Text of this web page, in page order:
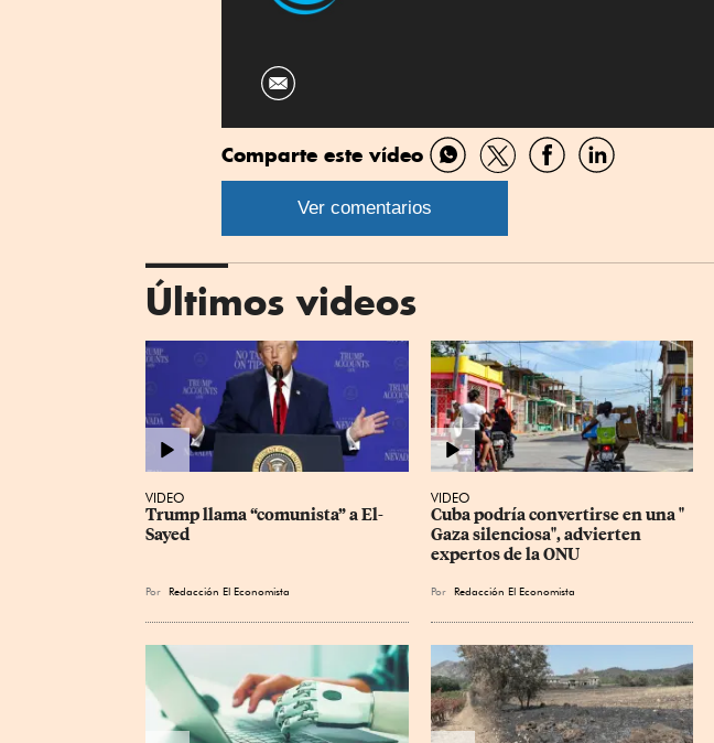
Comparte este vídeo
Compartir
por
Compartir
por
CompartirCompartir
Ver comentarios
Últimos videos
VIDEO
Trump llama “comunista” a El-
Sayed
Por Redacción El Economista
VIDEO
Cuba podría convertirse en una "
Gaza silenciosa", advierten
expertos de la ONU
Por Redacción El Economista